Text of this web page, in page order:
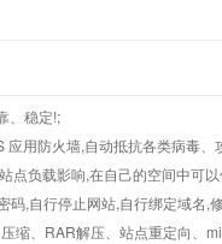
、稳定!;
应用防火墙,自动抵抗各类病毒、
点负载影响,在自己的空间中可
码,自行停止网站,自行绑定域名,
缩、RAR解压、站点重定向、